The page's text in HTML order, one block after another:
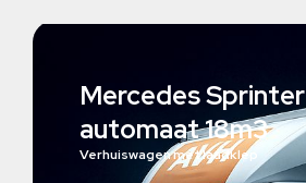
Mercedes Sprinter
automaat 18m3
Verhuiswagen met laadklep